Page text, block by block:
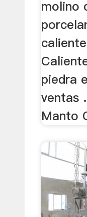
molino
piedra
ventas
Manto